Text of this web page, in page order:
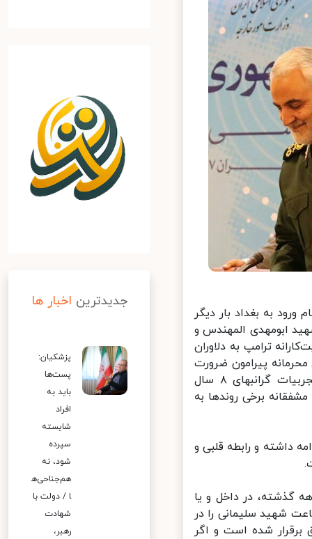
به بغداد بار دیگر
ابومهدی المهندس و
ترامپ به دلاوران
پیرامون ضرورت
هم‌افزایی دیپلماسی و میدان ـ به منظور استفاده دولتمردان بعدی از تجربیات گرانبهای ۸ سال
برخی روندها به
داشته و رابطه قلبی و
گذشته، در داخل و یا
شهید سلیمانی را در
شده است و اگر
جدیدترین اخبار ها
پزشکیان:
پست‌ها
باید به
افراد
شایسته
سپرده
شود، نه
هم‌جناحی‌ه
ا / دولت با
شهادت
رهبر،